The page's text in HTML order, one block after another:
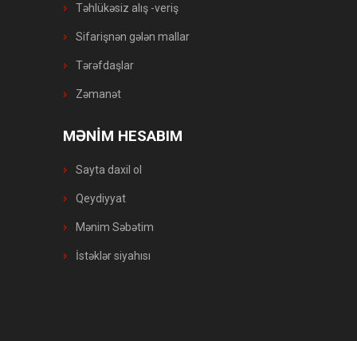
Təhlükəsiz alış -veriş
Sifarişnən gələn mallar
Tərəfdaşlar
Zəmanət
MƏNİM HESABIM
Sayta daxil ol
Qeydiyyat
Mənim Səbətim
İstəklər siyahısı